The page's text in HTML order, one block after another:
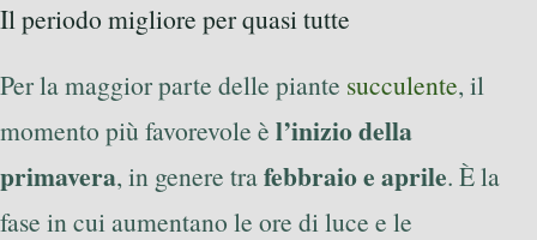
Il periodo migliore per quasi tutte
Per la maggior parte delle piante succulente, il
momento più favorevole è l’inizio della
primavera, in genere trafebbraio e aprile. È la
fase in cui aumentano le ore di luce e le